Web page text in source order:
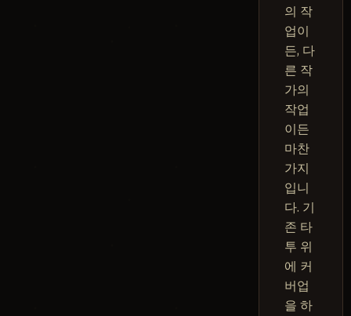
의 작
업이
든, 다
른 작
가의
작업
이든
마찬
가지
입니
다. 기
존 타
투 위
에 커
버업
을 하